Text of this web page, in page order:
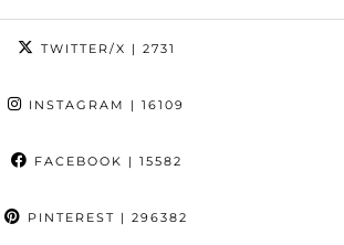
TWITTER/X | 2731
INSTAGRAM | 16109
FACEBOOK | 15582
PINTEREST | 296382